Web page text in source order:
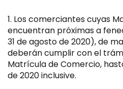
Los comerciantes cuyas
encuentran próximas a
31 de agosto de 2020), de
deberán cumplir con el
Matrícula de Comercio,
de 2020 inclusive.